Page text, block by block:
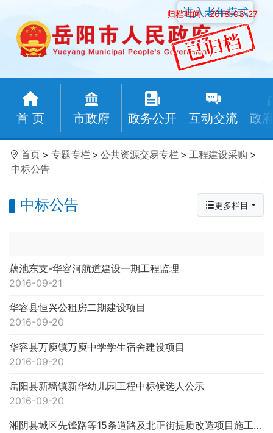
归档时间：2018-03-27
首 页 市政府 政务公开 互动交流 政
进入老年模式
首页 > 专题专栏 > 公共资源交易专栏 > 工程建设采购 >
中标公告
中标公告 更多栏目
藕池东支-华容河航道建设一期工程监理
2016-09-21
华容县恒兴公租房二期建设项目
2016-09-20
华容县万庾镇万庾中学学生宿舍建设项目
2016-09-20
岳阳县新墙镇新华幼儿园工程中标候选人公示
2016-09-20
湘阴县城区先锋路等15条道路及北正街提质改造项目施工监理中标公告